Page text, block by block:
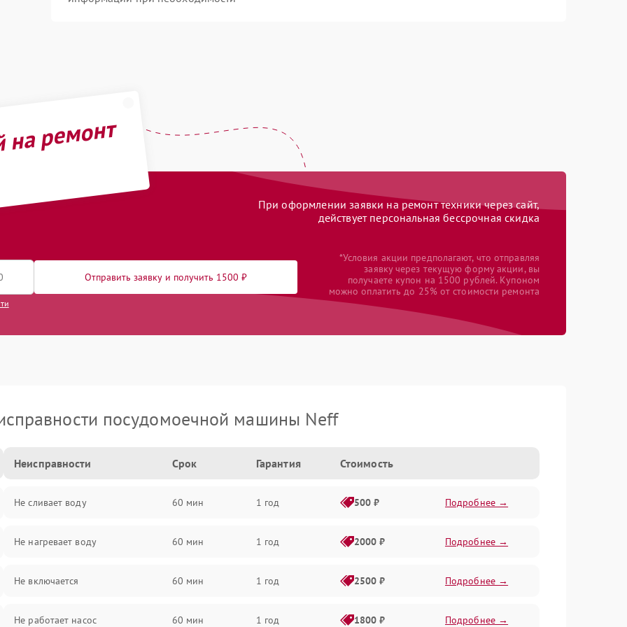
ремонт
При оформлении заявки на ремонт техники через сайт,
действует персональная бессрочная скидка
Отправить заявку и получить 1500 ₽
*Условия акции предполагают, что отправляя
заявку через текущую форму акции, вы
получаете купон на 1500 рублей. Купоном
можно оплатить до 25% от стоимости ремонта
посудомоечной машины Neff
Неисправности Срок Гарантия Стоимость
Не сливает воду 60 мин 1 год 500 ₽ Подробнее →
Не нагревает воду 60 мин 1 год 2000 ₽ Подробнее →
Не включается 60 мин 1 год 2500 ₽ Подробнее →
Не работает насос 60 мин 1 год 1800 ₽ Подробнее →